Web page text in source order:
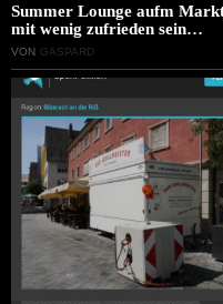
Summer Lounge aufm
mit wenig zufrieden sein…
VON GASPARD